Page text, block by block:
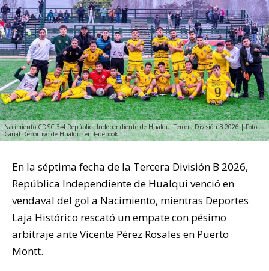
Nacimiento CDSC 3-4 República Independiente de Hualqui Tercera División B 2026 | Foto:
Canal Deportivo de Hualqui en Facebook
En la séptima fecha de la Tercera División B 2026,
República Independiente de Hualqui venció en
vendaval del gol a Nacimiento, mientras Deportes
Laja Histórico rescató un empate con pésimo
arbitraje ante Vicente Pérez Rosales en Puerto
Montt.